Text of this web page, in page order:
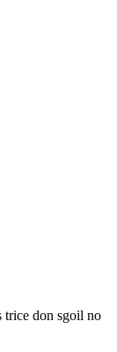
trice don sgoil no